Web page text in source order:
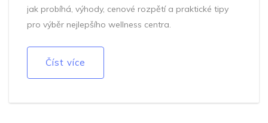
jak probíhá, výhody, cenové rozpětí a praktické tipy
pro výběr nejlepšího wellness centra.
Číst více